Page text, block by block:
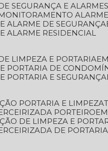
DE SEGURANÇA E ALARMES
MONITORAMENTO
ALARME DE SEGURANÇA
ALARME RESIDENCIAL
DE LIMPEZA E PORTARIA
PORTARIA DE
PORTARIA E SEGURANÇA
PORTARIA E LIMPEZA
PORTEIRO
DE LIMPEZA E
DE PORTARIA